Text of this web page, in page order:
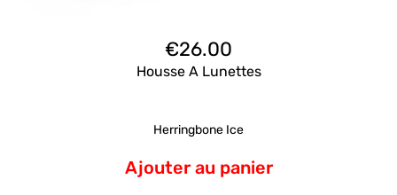
€26.00
Housse A Lunettes
Herringbone Ice
Ajouter au panier